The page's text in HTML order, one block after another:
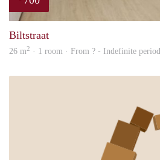
Biltstraat
26 m2 · 1 room · From ? - Indefinite period